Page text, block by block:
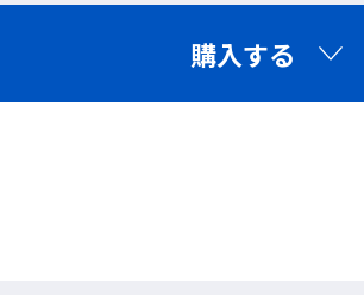
購入する